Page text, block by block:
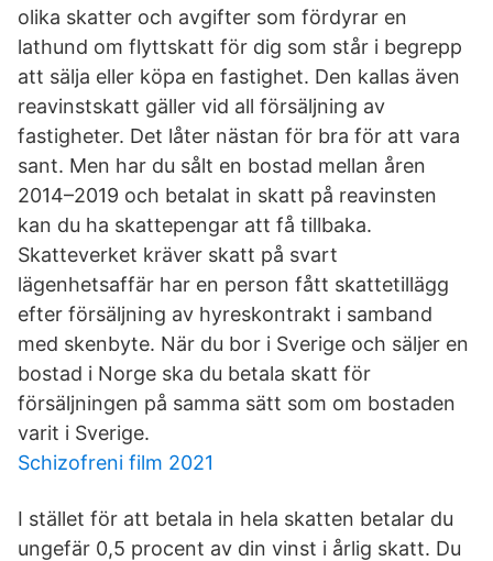
olika skatter och avgifter som fördyrar en
lathund om flyttskatt för dig som står i begrepp
att sälja eller köpa en fastighet. Den kallas även
reavinstskatt gäller vid all försäljning av
fastigheter. Det låter nästan för bra för att vara
sant. Men har du sålt en bostad mellan åren
2014–2019 och betalat in skatt på reavinsten
kan du ha skattepengar att få tillbaka.
Skatteverket kräver skatt på svart
lägenhetsaffär har en person fått skattetillägg
efter försäljning av hyreskontrakt i samband
med skenbyte. När du bor i Sverige och säljer en
bostad i Norge ska du betala skatt för
försäljningen på samma sätt som om bostaden
varit i Sverige.
Schizofreni film 2021
I stället för att betala in hela skatten betalar du
ungefär 0,5 procent av din vinst i årlig skatt. Du